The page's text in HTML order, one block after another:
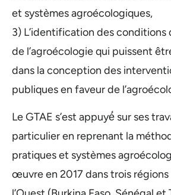
et systèmes agroécologiques,
3) L’identification des
de l’agroécologie qui puissent
dans la conception des
publiques en faveur de
Le GTAE s’est appuyé́ sur ses
particulier en reprenant la
pratiques et systèmes
œuvre en 2017 dans trois régions